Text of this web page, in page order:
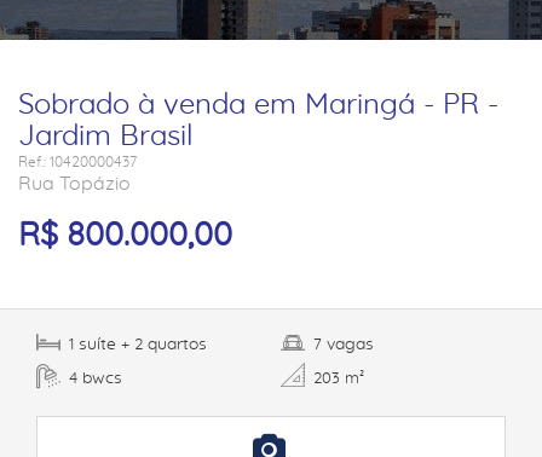
Sobrado à venda em Maringá - PR -
Jardim Brasil
Ref.: 10420000437
Rua Topázio
R$ 800.000,00
1 suíte + 2 quartos
4 bwcs
7 vagas
203 m²